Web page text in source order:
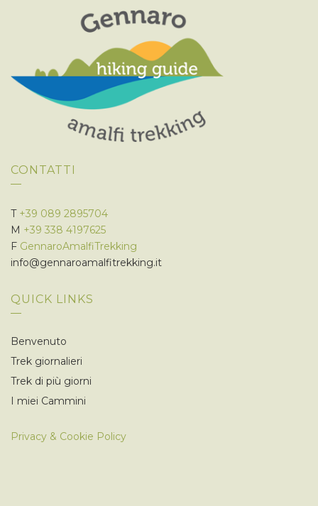
CONTATTI
T +39 089 2895704
M +39 338 4197625
F GennaroAmalfiTrekking
info@gennaroamalfitrekking.it
QUICK LINKS
Benvenuto
Trek giornalieri
Trek di più giorni
I miei Cammini
Privacy & Cookie Policy